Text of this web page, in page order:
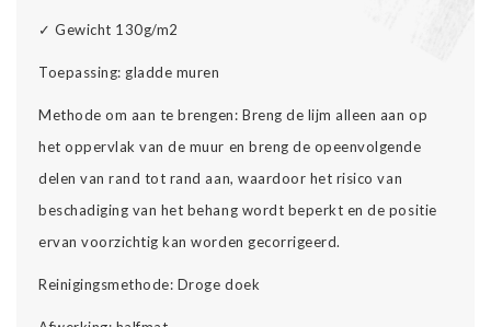
✓ Gewicht 130g/m2
Toepassing: gladde muren
Methode om aan te brengen: Breng de lijm alleen aan op
het oppervlak van de muur en breng de opeenvolgende
delen van rand tot rand aan, waardoor het risico van
beschadiging van het behang wordt beperkt en de positie
ervan voorzichtig kan worden gecorrigeerd.
Reinigingsmethode: Droge doek